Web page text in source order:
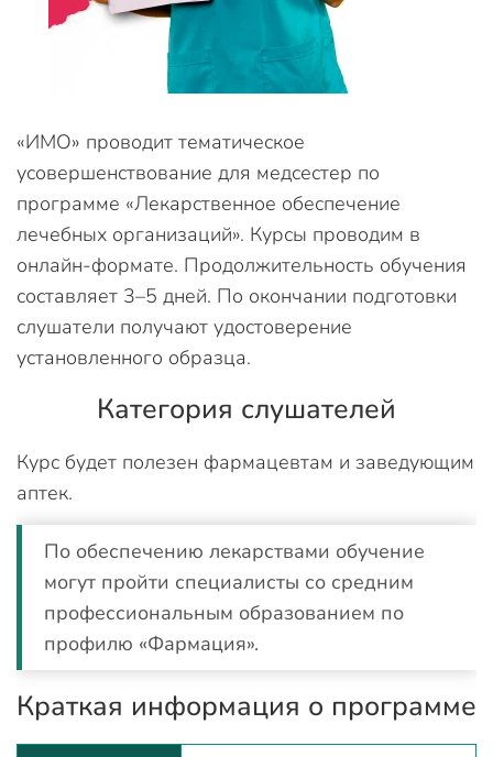
«ИМО» проводит тематическое
усовершенствование для медсестер по
программе «Лекарственное обеспечение
лечебных организаций». Курсы проводим в
онлайн-формате. Продолжительность обучения
составляет 3–5 дней. По окончании подготовки
слушатели получают удостоверение
установленного образца.
Категория слушателей
Курс будет полезен фармацевтам и заведующим
аптек.
По обеспечению лекарствами обучение
могут пройти специалисты со средним
профессиональным образованием по
профилю «Фармация».
Краткая информация о программе